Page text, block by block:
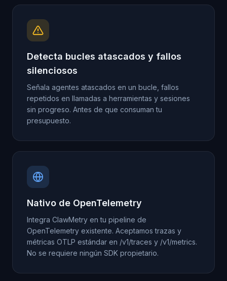
Detecta bucles atascados y fallos
silenciosos
Señala agentes atascados en un bucle, fallos
repetidos en llamadas a herramientas y sesiones
sin progreso. Antes de que consuman tu
presupuesto.
Nativo de OpenTelemetry
Integra ClawMetry en tu pipeline de
OpenTelemetry existente. Aceptamos trazas y
métricas OTLP estándar en /v1/traces y /v1/metrics.
No se requiere ningún SDK propietario.